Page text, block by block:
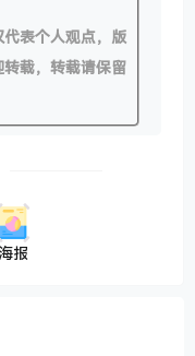
表个人观点，版
载，转载请保留
海报